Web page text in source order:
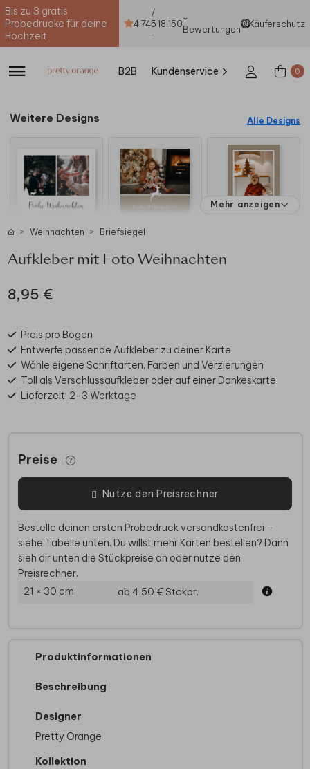
Bis zu 3 gratis
Probedrucke für deine
Hochzeit
4.74
/
5
-
18.150+
Bewertungen
Käuferschutz
B2B Kundenservice 0
Weitere Designs Alle Designs
Mehr anzeigen
Weihnachten Briefsiegel
Aufkleber mit Foto Weihnachten
8,95 €
Preis pro Bogen
Entwerfe passende Aufkleber zu deiner Karte
Wähle eigene Schriftarten, Farben und Verzierungen
Toll als Verschlussaufkleber oder auf einer Dankeskarte
Lieferzeit: 2-3 Werktage
Preise
Nutze den Preisrechner
Bestelle deinen ersten Probedruck versandkostenfrei –
siehe Tabelle unten. Du willst mehr Karten bestellen? Dann
sieh dir unten die Stückpreise an oder nutze den
Preisrechner.
21 × 30 cm
ab 4,50 €Stckpr.
Produktinformationen
Beschreibung
Designer
Pretty Orange
Kollektion